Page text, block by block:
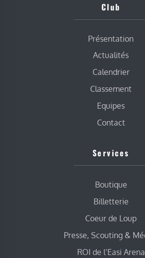
Club
Présentation
Actualités
Calendrier
Classement
Equipes
Contact
Services
Boutique
Billetterie
Coeur de Loup
Presse, Scouting &
ROI de l’Easi Arena